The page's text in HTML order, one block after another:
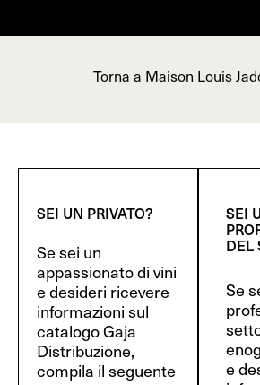
Torna a Maison Louis
SEI UN PRIVATO?
Se sei un
appassionato di vini
e desideri ricevere
informazioni sul
catalogo Gaja
Distribuzione,
compila il seguente
SEI
DEL
Se
e